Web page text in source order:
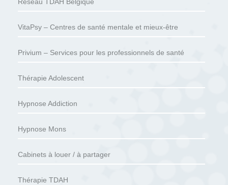
VitaPsy – Centres de santé mentale et mieux-être
Privium – Services pour les professionnels de santé
Thérapie Adolescent
Hypnose Addiction
Hypnose Mons
Cabinets à louer / à partager
Thérapie TDAH